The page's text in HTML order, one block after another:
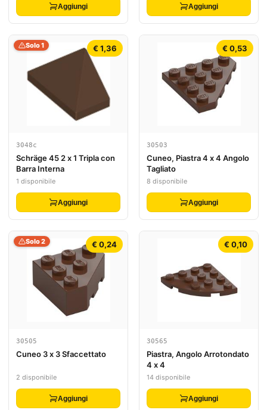
Aggiungi Aggiungi
€ 1,36
Solo 1
3048c
Schräge 45 2 x 1 Tripla con
Barra Interna
1 disponibile
Aggiungi
€ 0,53
30503
Cuneo, Piastra 4 x 4 Angolo
Tagliato
8 disponibile
Aggiungi
€ 0,24
Solo 2
30505
Cuneo 3 x 3 Sfaccettato
2 disponibile
Aggiungi
€ 0,10
30565
Piastra, Angolo Arrotondato
4 x 4
14 disponibile
Aggiungi